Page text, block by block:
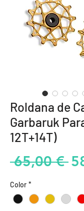
Roldana de
Garbaruk
12T+14T)
65,00 €
Color *